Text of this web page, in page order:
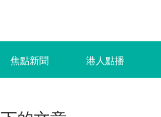
焦點新聞 港人點播